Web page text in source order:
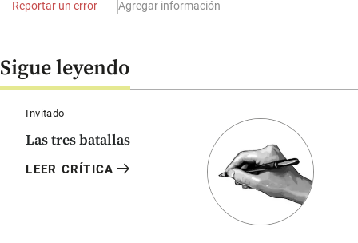
Reportar un error Agregar información
Sigue leyendo
Invitado
Las tres batallas
LEER CRÍTICA arrow_right_alt